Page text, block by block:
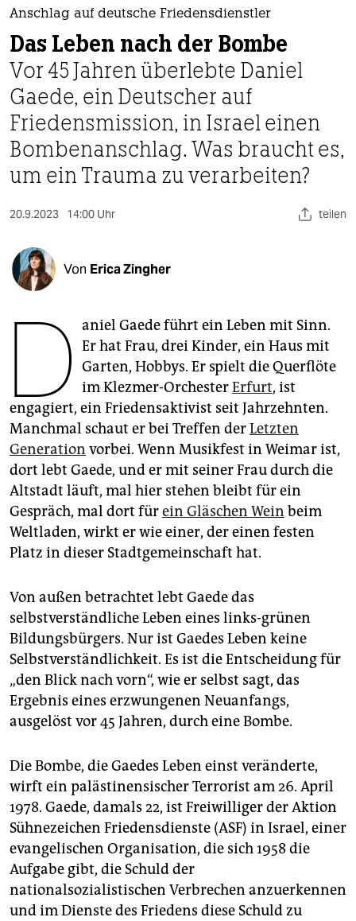
nord
wahrheit
verlag
verlag
veranstaltungen
unterstützen
genossenschaft
epaper login
Anschlag auf deutsche Friedensdienstler
Das Leben nach der Bombe
Vor 45 Jahren überlebte Daniel
Gaede, ein Deutscher auf
Friedensmission, in Israel einen
Bombenanschlag. Was braucht es,
um ein Trauma zu verarbeiten?
20.9.2023 14:00 Uhr teilen
Von Erica Zingher
D aniel Gaede führt ein Leben mit Sinn.
Er hat Frau, drei Kinder, ein Haus mit
Garten, Hobbys. Er spielt die Querflöte
im Klezmer-OrchesterErfurt, ist
engagiert, ein Friedensaktivist seit Jahrzehnten.
Manchmal schaut er bei Treffen derLetzten
Generation vorbei. Wenn Musikfest in Weimar ist,
dort lebt Gaede, und er mit seiner Frau durch die
Altstadt läuft, mal hier stehen bleibt für ein
Gespräch, mal dort fürein Gläschen Wein beim
Weltladen, wirkt er wie einer, der einen festen
Platz in dieser Stadtgemeinschaft hat.
Von außen betrachtet lebt Gae­de das
selbstverständliche Leben eines links-grünen
Bildungsbürgers. Nur ist Gaedes Leben keine
Selbstverständlichkeit. Es ist die Entscheidung für
„den Blick nach vorn“, wie er selbst sagt, das
Ergebnis eines erzwungenen Neuanfangs,
ausgelöst vor 45 Jahren, durch eine Bombe.
Die Bombe, die Gaedes Leben einst veränderte,
wirft ein palästinensischer Terrorist am 26. April
1978. Gae­de, damals 22, ist Freiwilliger der Aktion
Sühnezeichen Friedensdienste (ASF) in Israel, einer
evangelischen Organisation, die sich 1958 die
Aufgabe gibt, die Schuld der
nationalsozialistischen Verbrechen anzuerkennen
und im Dienste des Friedens diese Schuld zu